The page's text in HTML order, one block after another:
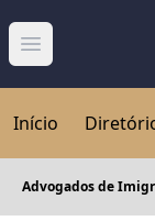
Abrir menú
Início
Advogados de